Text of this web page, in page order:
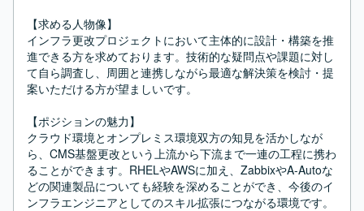
【求める人物像】
インフラ更改プロジェクトにおいて主体的に設計・構築を推
進できる方を求めております。技術的な疑問点や課題に対し
て自ら調査し、周囲と連携しながら最適な解決策を検討・提
案いただける方が望ましいです。
【ポジションの魅力】
クラウド環境とオンプレミス環境双方の知見を活かしなが
ら、CMS基盤更改という上流から下流まで一連の工程に携わ
ることができます。RHELやAWSに加え、ZabbixやA-Autoな
どの関連製品についても経験を深めることができ、今後のイ
ンフラエンジニアとしてのスキル拡張につながる環境です。